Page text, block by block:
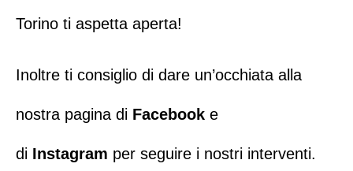
Torino ti aspetta aperta!
Inoltre ti consiglio di dare un’occhiata alla
nostra pagina di Facebook e
di Instagram per seguire i nostri interventi.